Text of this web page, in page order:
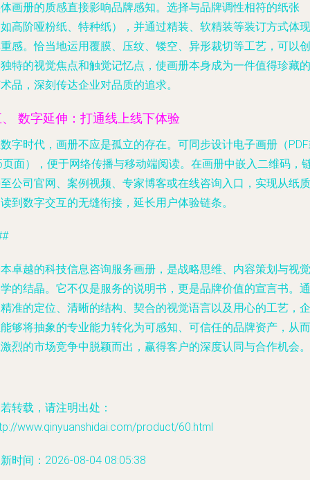
画册的质感直接影响品牌感知。选择与品牌调性相符的纸张
高阶哑粉纸、特种纸），并通过精装、软精装等装订方式体现
感。恰当地运用覆膜、压纹、镂空、异形裁切等工艺，可以创
特的视觉焦点和触觉记忆点，使画册本身成为一件值得珍藏的
品，深刻传达企业对品质的追求。
数字延伸：打通线上线下体验
字时代，画册不应是孤立的存在。可同步设计电子画册（
页面），便于网络传播与移动端阅读。在画册中嵌入二维码，
公司官网、案例视频、专家博客或在线咨询入口，实现从纸质
到数字交互的无缝衔接，延长用户体验链条。
卓越的科技信息咨询服务画册，是战略思维、内容策划与视觉
的结晶。它不仅是服务的说明书，更是品牌价值的宣言书。通
准的定位、清晰的结构、契合的视觉语言以及用心的工艺，企
够将抽象的专业能力转化为可感知、可信任的品牌资产，从而
烈的市场竞争中脱颖而出，赢得客户的深度认同与合作机会。
转载，请注明出处：
www.qinyuanshidai.com/product/60.html
时间：2026-08-04 08:05:38